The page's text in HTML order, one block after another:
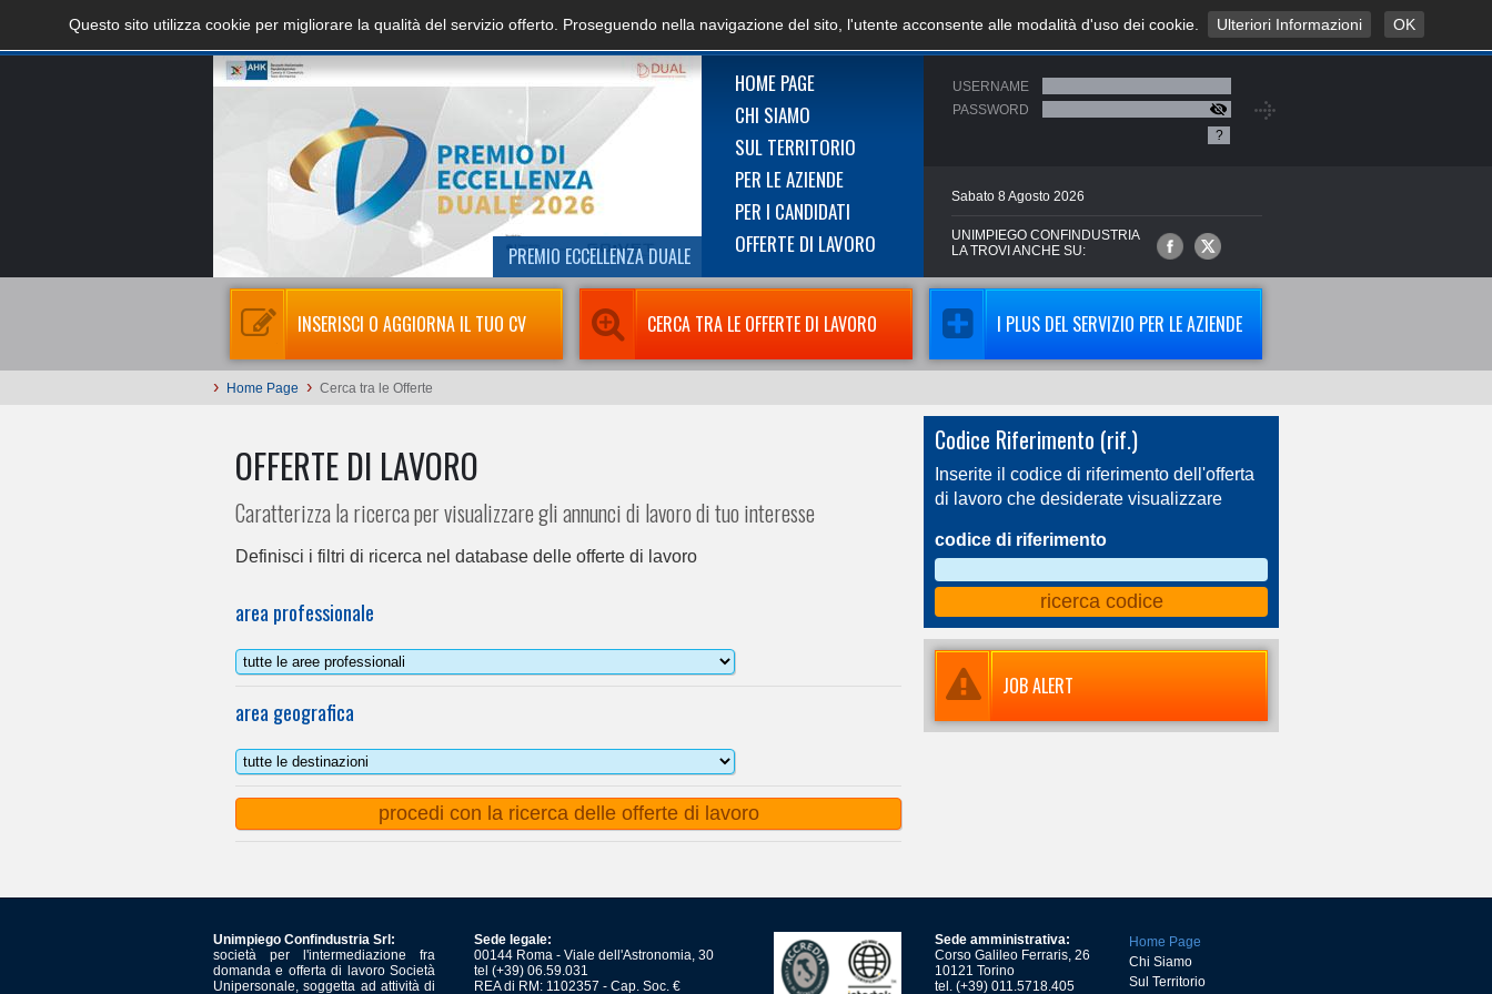
PREMIO ECCELLENZA DUALE
HOME PAGE
CHI SIAMO
SUL TERRITORIO
PER LE AZIENDE
PER I CANDIDATI
OFFERTE DI LAVORO
USERNAME
PASSWORD
?
Sabato 8Agosto 2026
UNIMPIEGO CONFINDUSTRIA
LA TROVI ANCHE SU:
INSERISCI O AGGIORNA IL TUO CV CERCA TRA LE OFFERTE DI LAVORO I PLUS DEL SERVIZIO PER LE AZIENDE
› Home Page › Cerca tra le Offerte
OFFERTE DI LAVORO
Caratterizza la ricerca per visualizzare gli annunci di lavoro di tuo interesse
Definisci i filtri di ricerca nel database delle offerte di lavoro
area professionale
area geografica
Codice Riferimento (rif.)
Inserite il codice di riferimento dell'offerta
di lavoro che desiderate visualizzare
codice di riferimento
JOB ALERT
Unimpiego Confindustria Srl:
società per l'intermediazione fra
domanda e offerta di lavoro Società
Unipersonale, soggetta ad attività di
Sede legale:
00144 Roma - Viale dell'Astronomia, 30
tel (+39) 06.59.031
REA di RM: 1102357 - Cap. Soc. €
Sede amministrativa:
Corso Galileo Ferraris, 26
10121 Torino
tel. (+39) 011.5718.405
Home Page
Chi Siamo
Sul Territorio
Questo sito utilizza cookie per migliorare la qualità del servizio offerto. Proseguendo nella navigazione del sito, l'utente acconsente alle modalità d'uso dei cookie. Ulteriori Informazioni OK